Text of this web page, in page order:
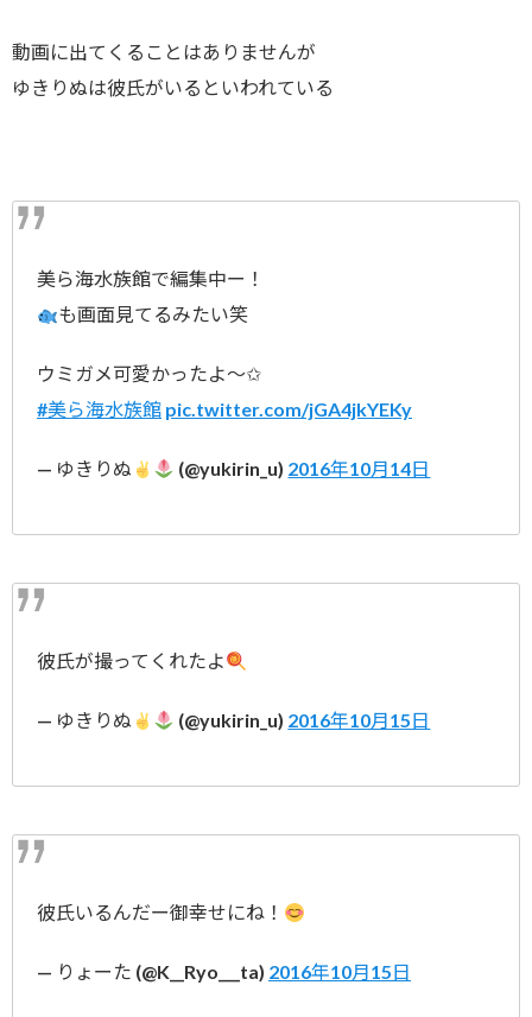
動画に出てくることはありませんが
ゆきりぬは彼氏がいるといわれている
美ら海水族館で編集中ー！
も画面見てるみたい笑
ウミガメ可愛かったよ〜✩
#美ら海水族館 pic.twitter.com/jGA4jkYEKy
— ゆきりぬ (@yukirin_u) 2016年10月14日
彼氏が撮ってくれたよ
— ゆきりぬ (@yukirin_u) 2016年10月15日
彼氏いるんだー御幸せにね！
— りょーた (@K__Ryo___ta) 2016年10月15日